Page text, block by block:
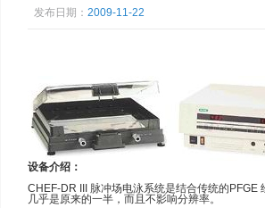
发布日期： 2009-11-22
设备介绍：
CHEF-DR III 脉冲场电泳系统是结合传统的
几乎是原来的一半，而且不影响分辨率。